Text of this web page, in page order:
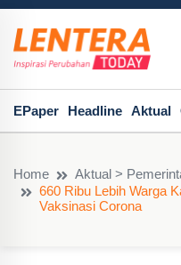
EPaper Headline Aktual
Home
Aktual >
660 Ribu Lebih Warga
Vaksinasi Corona